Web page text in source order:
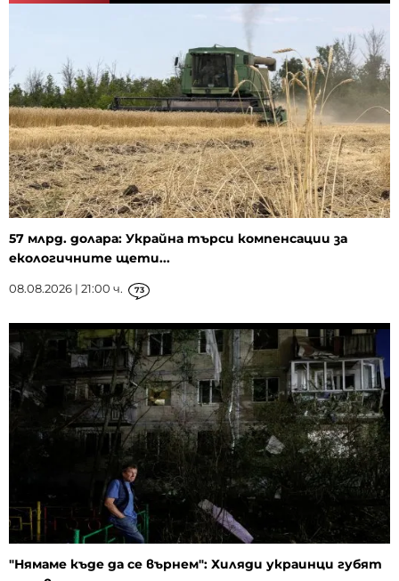
57 млрд. долара: Украйна търси компенсации за
екологичните щети...
08.08.2026 | 21:00 ч. 73
"Нямаме къде да се върнем": Хиляди украинци губят